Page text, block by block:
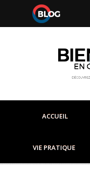
ACCUEIL
VIE PRATIQUE